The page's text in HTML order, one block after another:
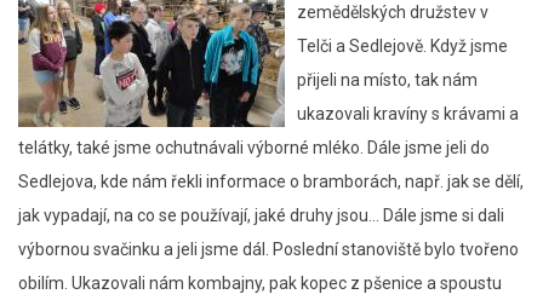
zemědělských družstev v
Telči a Sedlejově. Když jsme
přijeli na místo, tak nám
ukazovali kravíny s krávami a
telátky, také jsme ochutnávali výborné mléko. Dále jsme jeli do
Sedlejova, kde nám řekli informace o bramborách, např. jak se dělí,
jak vypadají, na co se používají, jaké druhy jsou… Dále jsme si dali
výbornou svačinku a jeli jsme dál. Poslední stanoviště bylo tvořeno
obilím. Ukazovali nám kombajny, pak kopec z pšenice a spoustu